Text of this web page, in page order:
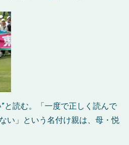
”と読む。「一度で正しく読んで
い」という名付け親は、母・悦